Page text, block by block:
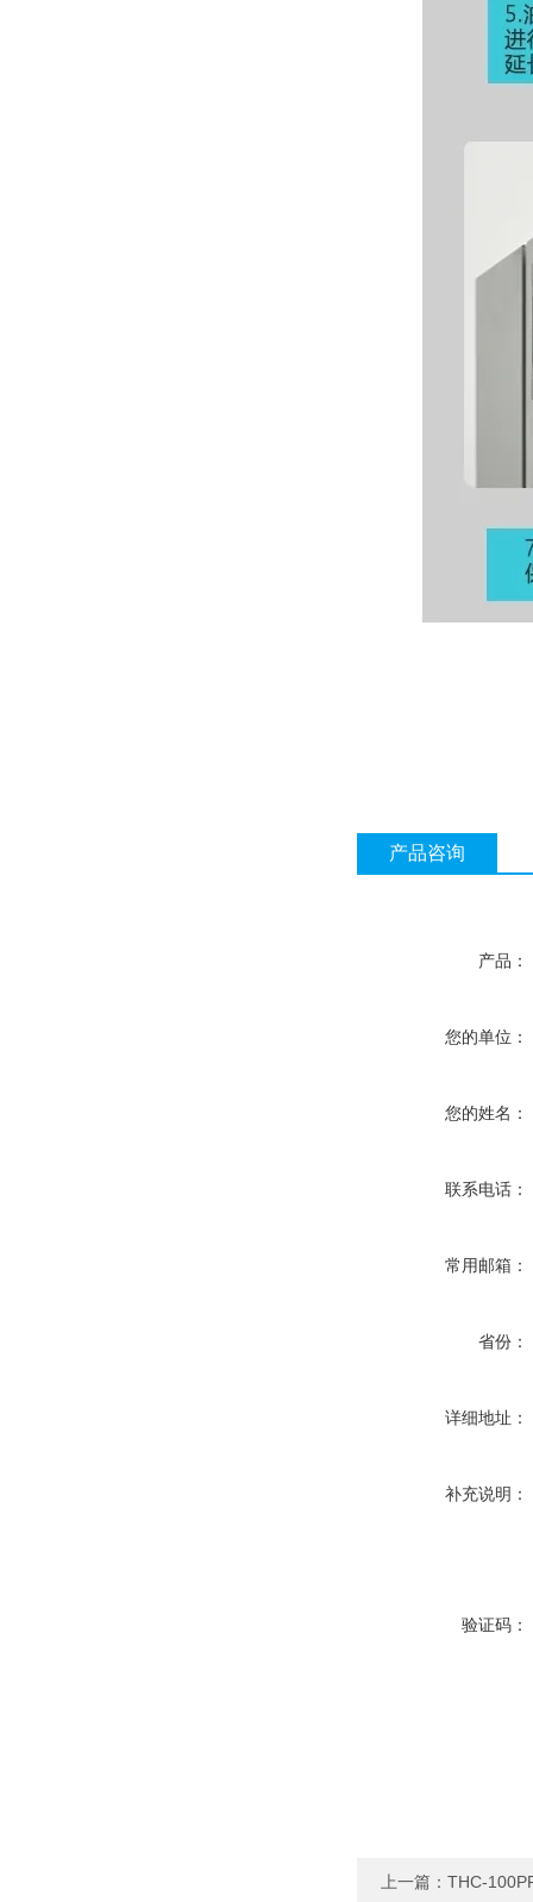
产品咨询
产品：
您的单位：
您的姓名：
联系电话：
常用邮箱：
省份：
详细地址：
补充说明：
验证码：
上一篇： THC-